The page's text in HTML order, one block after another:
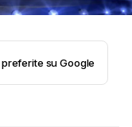
su Google